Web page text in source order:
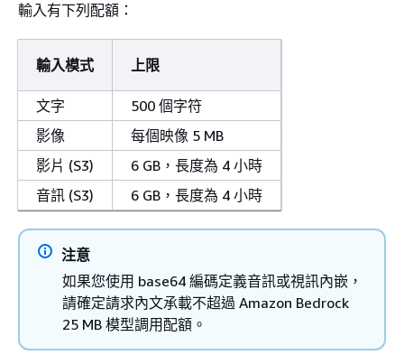
輸入有下列配額：
輸入模式 上限
文字
500 個字符
影像
每個映像 5 MB
影片 (S3)
6 GB，長度為 4 小時
音訊 (S3)
6 GB，長度為 4 小時
注意
如果您使用 base64 編碼定義音訊或視訊內嵌，
請確定請求內文承載不超過 Amazon Bedrock
25 MB 模型調用配額。